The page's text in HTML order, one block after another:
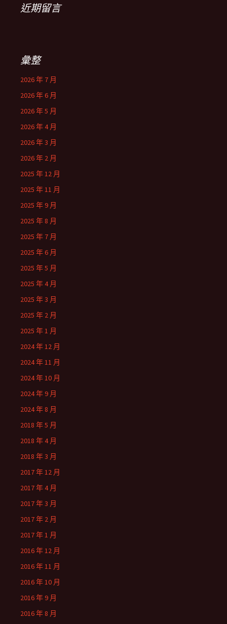
近期留言
彙整
2026 年 7 月
2026 年 6 月
2026 年 5 月
2026 年 4 月
2026 年 3 月
2026 年 2 月
2025 年 12 月
2025 年 11 月
2025 年 9 月
2025 年 8 月
2025 年 7 月
2025 年 6 月
2025 年 5 月
2025 年 4 月
2025 年 3 月
2025 年 2 月
2025 年 1 月
2024 年 12 月
2024 年 11 月
2024 年 10 月
2024 年 9 月
2024 年 8 月
2018 年 5 月
2018 年 4 月
2018 年 3 月
2017 年 12 月
2017 年 4 月
2017 年 3 月
2017 年 2 月
2017 年 1 月
2016 年 12 月
2016 年 11 月
2016 年 10 月
2016 年 9 月
2016 年 8 月